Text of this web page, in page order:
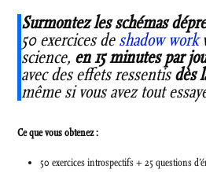
Surmontez les schémas
50 exercices deshadow work
science, en 15 minutes par
avec des effets ressentisdès
même si vous avez tout
Ce que vous obtenez :
50 exercices introspectifs + 25 questions